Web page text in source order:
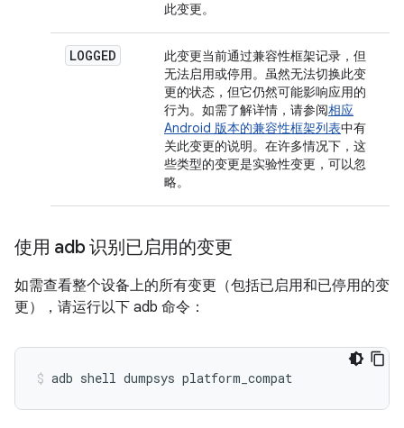
此变更。
LOGGED
此变更当前通过兼容性框架记录，但
无法启用或停用。虽然无法切换此变
更的状态，但它仍然可能影响应用的
行为。如需了解详情，请参阅相应
Android 版本的兼容性框架列表中有
关此变更的说明。在许多情况下，这
些类型的变更是实验性变更，可以忽
略。
使用 adb 识别已启用的变更
如需查看整个设备上的所有变更（包括已启用和已停用的变
更），请运行以下 adb 命令：